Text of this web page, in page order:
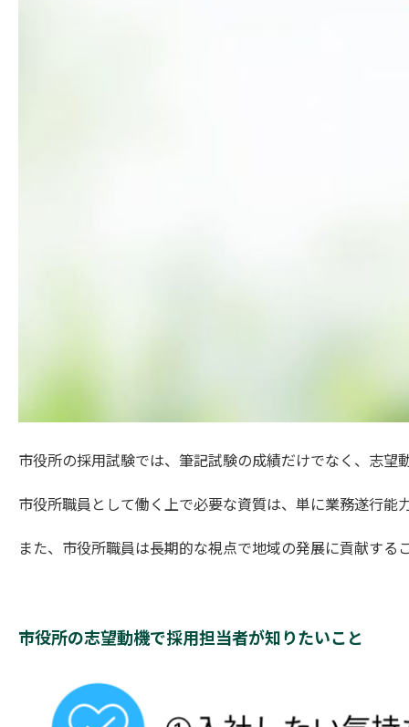
市役所の採用試験では、筆記試験の成績だけでなく、志
市役所職員として働く上で必要な資質は、単に業務遂行
また、市役所職員は長期的な視点で地域の発展に貢献す
市役所の志望動機で採用担当者が知りたいこと